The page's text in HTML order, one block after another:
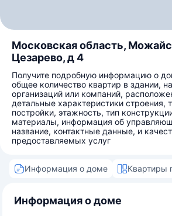
Московская область,
Цезарево, д 4
Получите подробную информацию о
общее количество квартир в здании,
организаций или компаний,
детальные характеристики строения,
постройки, этажность, тип
материалы, информация об
название, контактные данные, и
предоставляемых услуг
Информация о доме Квартиры
Информация о доме